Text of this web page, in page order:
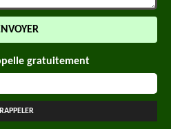
gratuitement